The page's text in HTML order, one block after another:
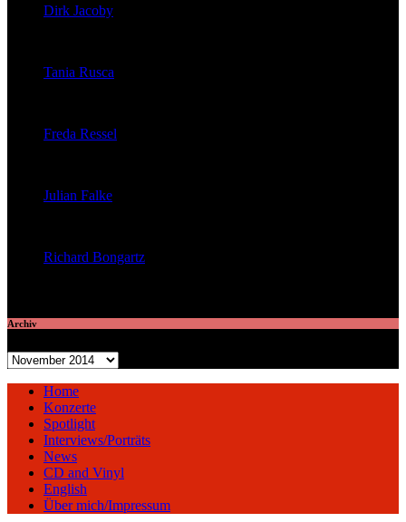
Dirk Jacoby
Tania Rusca
Freda Ressel
Julian Falke
Richard Bongartz
Archiv
Archiv
Home
Konzerte
Spotlight
Interviews/Porträts
News
CD and Vinyl
English
Über mich/Impressum